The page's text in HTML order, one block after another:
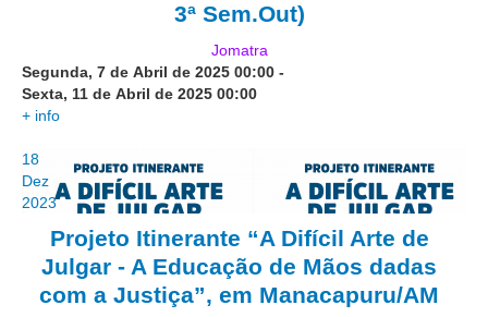
Comitê de Atenção Integral à Saúde de Magistrados e
Comitê de Segurança Permanente
Comitê de Combate ao Trabalho Infantil e de Estímulo à
Comitê de Incentivo à Participação Institucional Feminina
no âmbito do TRT-11
Comitê de Prevenção e Enfrentamento do Assédio
Moral, do Assédio Sexual e da Discriminação
Comissão Permanente de Gestão Socioambiental
Comitê Gestor do Plano de Contratações e Aquisições
3ª Sem.Out)
Jomatra
Segunda, 7 de Abril de 2025 00:00 -
Sexta, 11 de Abril de 2025 00:00
+ info
18
Dez
2023
Projeto Itinerante “A Difícil Arte de
Julgar - A Educação de Mãos dadas
com a Justiça”, em Manacapuru/AM